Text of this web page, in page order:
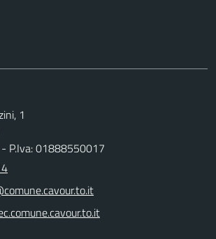
1
P.Iva: 01888550017